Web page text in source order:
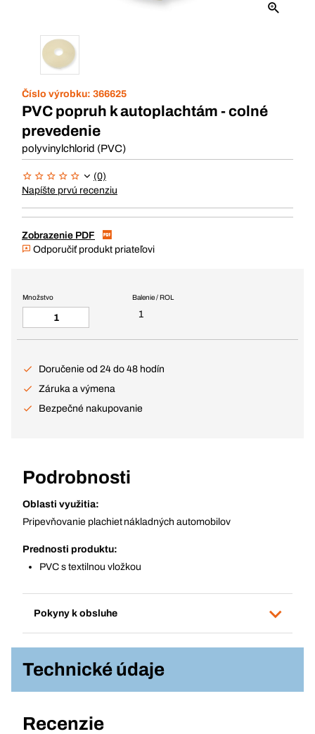
Číslo výrobku: 366625
PVC popruh k autoplachtám - colné
prevedenie
polyvinylchlorid (PVC)
(0)
Napíšte prvú recenziu
Zobrazenie PDF
Odporučiť produkt priateľovi
Balenie / ROL
1
Množstvo
Doručenie od 24 do 48 hodín
Záruka a výmena
Bezpečné nakupovanie
Podrobnosti
Oblasti využitia:
Pripevňovanie plachiet nákladných automobilov
Prednosti produktu:
PVC s textilnou vložkou
Pokyny k obsluhe
Technické údaje
Recenzie